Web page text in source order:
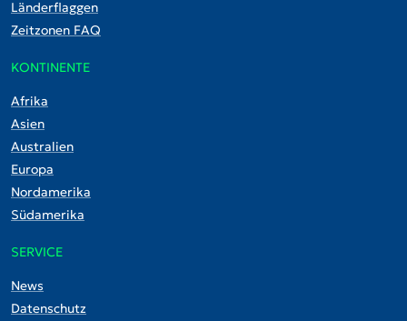
Länderflaggen
Zeitzonen FAQ
KONTINENTE
Afrika
Asien
Australien
Europa
Nordamerika
Südamerika
SERVICE
News
Datenschutz